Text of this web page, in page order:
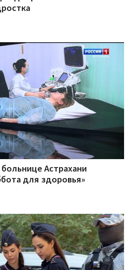
Астрахани
для здоровья»